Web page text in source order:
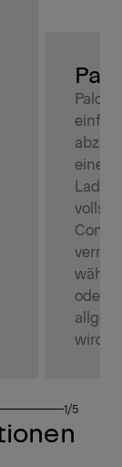
eine
oder
wird.
1/5